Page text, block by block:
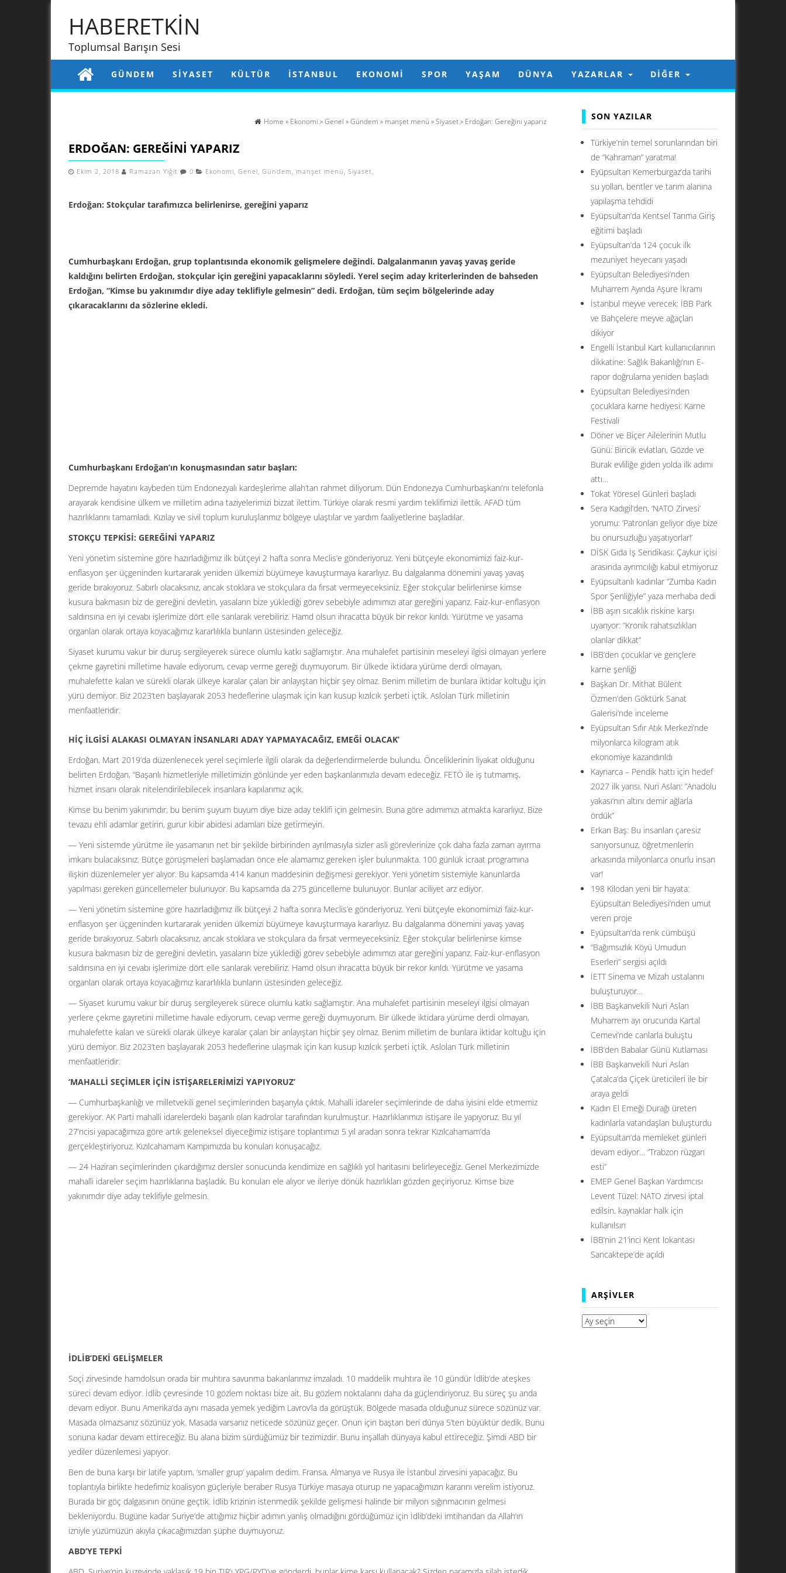
HABERETKİN
Toplumsal Barışın Sesi
GÜNDEM SIYASET KÜLTÜR İSTANBUL EKONOMI SPOR YAŞAM DÜNYA YAZARLAR DIĞER
Home » Ekonomi »Genel »Gündem » manşet menü »Siyaset» Erdoğan: Gereğini yaparız
ERDOĞAN: GEREĞINI YAPARIZ
Ekim 2, 2018 Ramazan Yiğit 0 Ekonomi, Genel, Gündem , manşet menü , Siyaset,
Erdoğan: Stokçular tarafımızca belirlenirse, gereğini yaparız
Cumhurbaşkanı Erdoğan, grup toplantısında ekonomik gelişmelere değindi. Dalgalanmanın yavaş yavaş geride
kaldığını belirten Erdoğan, stokçular için gereğini yapacaklarını söyledi. Yerel seçim aday kriterlerinden de bahseden
Erdoğan, “Kimse bu yakınımdır diye aday teklifiyle gelmesin” dedi. Erdoğan, tüm seçim bölgelerinde aday
çıkaracaklarını da sözlerine ekledi.
Cumhurbaşkanı Erdoğan’ın konuşmasından satır başları:
Depremde hayatını kaybeden tüm Endonezyalı kardeşlerime allah’tan rahmet diliyorum. Dün Endonezya Cumhurbaşkanı’nı telefonla
arayarak kendisine ülkem ve milletim adına taziyelerimizi bizzat ilettim. Türkiye olarak resmi yardım teklifimizi ilettik. AFAD tüm
hazırlıklarını tamamladı. Kızılay ve sivil toplum kuruluşlarımız bölgeye ulaştılar ve yardım faaliyetlerine başladılar.
STOKÇU TEPKİSİ: GEREĞİNİ YAPARIZ
Yeni yönetim sistemine göre hazırladığımız ilk bütçeyi 2 hafta sonra Meclis’e gönderiyoruz. Yeni bütçeyle ekonomimizi faiz-kur-
enflasyon şer üçgeninden kurtararak yeniden ülkemizi büyümeye kavuşturmaya kararlıyız. Bu dalgalanma dönemini yavaş yavaş
geride bırakıyoruz. Sabırlı olacaksınız, ancak stoklara ve stokçulara da fırsat vermeyeceksiniz. Eğer stokçular belirlenirse kimse
kusura bakmasın biz de gereğini devletin, yasaların bize yüklediği görev sebebiyle adımımızı atar gereğini yaparız. Faiz-kur-enflasyon
saldırısına en iyi cevabı işlerimize dört elle sarılarak verebiliriz. Hamd olsun ihracatta büyük bir rekor kırıldı. Yürütme ve yasama
organları olarak ortaya koyacağımız kararlılıkla bunların üstesinden geleceğiz.
Siyaset kurumu vakur bir duruş sergileyerek sürece olumlu katkı sağlamıştır. Ana muhalefet partisinin meseleyi ilgisi olmayan yerlere
çekme gayretini milletime havale ediyorum, cevap verme gereği duymuyorum. Bir ülkede iktidara yürüme derdi olmayan,
muhalefette kalan ve sürekli olarak ülkeye karalar çalan bir anlayıştan hiçbir şey olmaz. Benim milletim de bunlara iktidar koltuğu için
yürü demiyor. Biz 2023’ten başlayarak 2053 hedeflerine ulaşmak için kan kusup kızılcık şerbeti içtik. Aslolan Türk milletinin
menfaatleridir.
HİÇ İLGİSİ ALAKASI OLMAYAN İNSANLARI ADAY YAPMAYACAĞIZ, EMEĞİ OLACAK’
Erdoğan, Mart 2019’da düzenlenecek yerel seçimlerle ilgili olarak da değerlendirmelerde bulundu. Önceliklerinin liyakat olduğunu
belirten Erdoğan, “Başarılı hizmetleriyle milletimizin gönlünde yer eden başkanlarımızla devam edeceğiz. FETÖ ile iş tutmamış,
hizmet insanı olarak nitelendirilebilecek insanlara kapılarımız açık.
Kimse bu benim yakınımdır, bu benim şuyum buyum diye bize aday teklifi için gelmesin. Buna göre adımımızı atmakta kararlıyız. Bize
tevazu ehli adamlar getirin, gurur kibir abidesi adamları bize getirmeyin.
— Yeni sistemde yürütme ile yasamanın net bir şekilde birbirinden ayrılmasıyla sizler asli görevlerinize çok daha fazla zaman ayırma
imkanı bulacaksınız. Bütçe görüşmeleri başlamadan önce ele alamamız gereken işler bulunmakta. 100 günlük icraat programına
ilişkin düzenlemeler yer alıyor. Bu kapsamda 414 kanun maddesinin değişmesi gerekiyor. Yeni yönetim sistemiyle kanunlarda
yapılması gereken güncellemeler bulunuyor. Bu kapsamda da 275 güncelleme bulunuyor. Bunlar aciliyet arz ediyor.
— Yeni yönetim sistemine göre hazırladığımız ilk bütçeyi 2 hafta sonra Meclis’e gönderiyoruz. Yeni bütçeyle ekonomimizi faiz-kur-
enflasyon şer üçgeninden kurtararak yeniden ülkemizi büyümeye kavuşturmaya kararlıyız. Bu dalgalanma dönemini yavaş yavaş
geride bırakıyoruz. Sabırlı olacaksınız, ancak stoklara ve stokçulara da fırsat vermeyeceksiniz. Eğer stokçular belirlenirse kimse
kusura bakmasın biz de gereğini devletin, yasaların bize yüklediği görev sebebiyle adımımızı atar gereğini yaparız. Faiz-kur-enflasyon
saldırısına en iyi cevabı işlerimize dört elle sarılarak verebiliriz. Hamd olsun ihracatta büyük bir rekor kırıldı. Yürütme ve yasama
organları olarak ortaya koyacağımız kararlılıkla bunların üstesinden geleceğiz.
— Siyaset kurumu vakur bir duruş sergileyerek sürece olumlu katkı sağlamıştır. Ana muhalefet partisinin meseleyi ilgisi olmayan
yerlere çekme gayretini milletime havale ediyorum, cevap verme gereği duymuyorum. Bir ülkede iktidara yürüme derdi olmayan,
muhalefette kalan ve sürekli olarak ülkeye karalar çalan bir anlayıştan hiçbir şey olmaz. Benim milletim de bunlara iktidar koltuğu için
yürü demiyor. Biz 2023’ten başlayarak 2053 hedeflerine ulaşmak için kan kusup kızılcık şerbeti içtik. Aslolan Türk milletinin
menfaatleridir.
‘MAHALLİ SEÇİMLER İÇİN İSTİŞARELERİMİZİ YAPIYORUZ’
— Cumhurbaşkanlığı ve milletvekili genel seçimlerinden başarıyla çıktık. Mahalli idareler seçimlerinde de daha iyisini elde etmemiz
gerekiyor. AK Parti mahalli idarelerdeki başarılı olan kadrolar tarafından kurulmuştur. Hazırlıklarımızı istişare ile yapıyoruz. Bu yıl
27’ncisi yapacağımıza göre artık geleneksel diyeceğimiz istişare toplantımızı 5 yıl aradan sonra tekrar Kızılcahamam’da
gerçekleştiriyoruz. Kızılcahamam Kampımızda bu konuları konuşacağız.
— 24 Haziran seçimlerinden çıkardığımız dersler sonucunda kendimize en sağlıklı yol haritasını belirleyeceğiz. Genel Merkezimizde
mahalli idareler seçim hazırlıklarına başladık. Bu konuları ele alıyor ve ileriye dönük hazırlıkları gözden geçiriyoruz. Kimse bize
yakınımdır diye aday teklifiyle gelmesin.
İDLİB’DEKİ GELİŞMELER
Soçi zirvesinde hamdolsun orada bir muhtıra savunma bakanlarımız imzaladı. 10 maddelik muhtıra ile 10 gündür İdlib’de ateşkes
süreci devam ediyor. İdlib çevresinde 10 gözlem noktası bize ait. Bu gözlem noktalarını daha da güçlendiriyoruz. Bu süreç şu anda
devam ediyor. Bunu Amerika’da aynı masada yemek yediğim Lavrov’la da görüştük. Bölgede masada olduğunuz sürece sözünüz var.
Masada olmazsanız sözünüz yok. Masada varsanız neticede sözünüz geçer. Onun için baştan beri dünya 5’ten büyüktür dedik. Bunu
sonuna kadar devam ettireceğiz. Bu alana bizim sürdüğümüz bir tezimizdir. Bunu inşallah dünyaya kabul ettireceğiz. Şimdi ABD bir
yediler düzenlemesi yapıyor.
Ben de buna karşı bir latife yaptım, ‘smaller grup’ yapalım dedim. Fransa, Almanya ve Rusya ile İstanbul zirvesini yapacağız. Bu
toplantıyla birlikte hedefimiz koalisyon güçleriyle beraber Rusya Türkiye masaya oturup ne yapacağımızın kararını verelim istiyoruz.
Burada bir göç dalgasının önüne geçtik. İdlib krizinin istenmedik şekilde gelişmesi halinde bir milyon sığınmacının gelmesi
bekleniyordu. Bugüne kadar Suriye’de attığımız hiçbir adımın yanlış olmadığını gördüğümüz için İdlib’deki imtihandan da Allah’ın
izniyle yüzümüzün akıyla çıkacağımızdan şüphe duymuyoruz.
ABD’YE TEPKİ
SON YAZILAR
Türkiye’nin temel sorunlarından biri
de ”Kahraman” yaratma!
Eyüpsultan Kemerburgaz’da tarihi
su yolları, bentler ve tarım alanına
yapılaşma tehdidi
Eyüpsultan’da Kentsel Tarıma Giriş
eğitimi başladı
Eyüpsultan’da 124 çocuk ilk
mezuniyet heyecanı yaşadı
Eyüpsultan Belediyesi’nden
Muharrem Ayında Aşure İkramı
İstanbul meyve verecek: İBB Park
ve Bahçelere meyve ağaçları
dikiyor
Engelli İstanbul Kart kullanıcılarının
dikkatine: Sağlık Bakanlığı’nın E-
rapor doğrulama yeniden başladı
Eyüpsultan Belediyesi’nden
çocuklara karne hediyesi: Karne
Festivali
Döner ve Biçer Ailelerinin Mutlu
Günü: Biricik evlatları, Gözde ve
Burak evliliğe giden yolda ilk adımı
attı…
Tokat Yöresel Günleri başladı
Sera Kadıgil’den, ‘NATO Zirvesi’
yorumu: ‘Patronları geliyor diye bize
bu onursuzluğu yaşatıyorlar!’
DİSK Gıda İş Sendikası: Çaykur içisi
arasında ayrımcılığı kabul etmiyoruz
Eyüpsultanlı kadınlar “Zumba Kadın
Spor Şenliğiyle” yaza merhaba dedi
İBB aşırı sıcaklık riskine karşı
uyarıyor: ”Kronik rahatsızlıkları
olanlar dikkat”
İBB’den çocuklar ve gençlere
karne şenliği
Başkan Dr. Mithat Bülent
Özmen’den Göktürk Sanat
Galerisi’nde inceleme
Eyüpsultan Sıfır Atık Merkezi’nde
milyonlarca kilogram atık
ekonomiye kazandırıldı
Kaynarca – Pendik hattı için hedef
2027 ilk yarısı. Nuri Aslan: ”Anadolu
yakası’nın altını demir ağlarla
ördük”
Erkan Baş: Bu insanları çaresiz
sanıyorsunuz, öğretmenlerin
arkasında milyonlarca onurlu insan
var!
198 Kilodan yeni bir hayata:
Eyüpsultan Belediyesi’nden umut
veren proje
Eyüpsultan’da renk cümbüşü
“Bağımsızlık Köyü Umudun
Eserleri” sergisi açıldı
İETT Sinema ve Mizah ustalarını
buluşturuyor…
İBB Başkanvekili Nuri Aslan
Muharrem ayı orucunda Kartal
Cemevi’nde canlarla buluştu
İBB’den Babalar Günü Kutlaması
İBB Başkanvekili Nuri Aslan
Çatalca’da Çiçek üreticileri ile bir
araya geldi
Kadın El Emeği Durağı üreten
kadınlarla vatandaşları buluşturdu
Eyüpsultan’da memleket günleri
devam ediyor… ”Trabzon rüzgarı
esti”
EMEP Genel Başkan Yardımcısı
Levent Tüzel: NATO zirvesi iptal
edilsin, kaynaklar halk için
kullanılsın
İBB’nin 21’inci Kent lokantası
Sancaktepe’de açıldı
ARŞIVLER
Arşivler